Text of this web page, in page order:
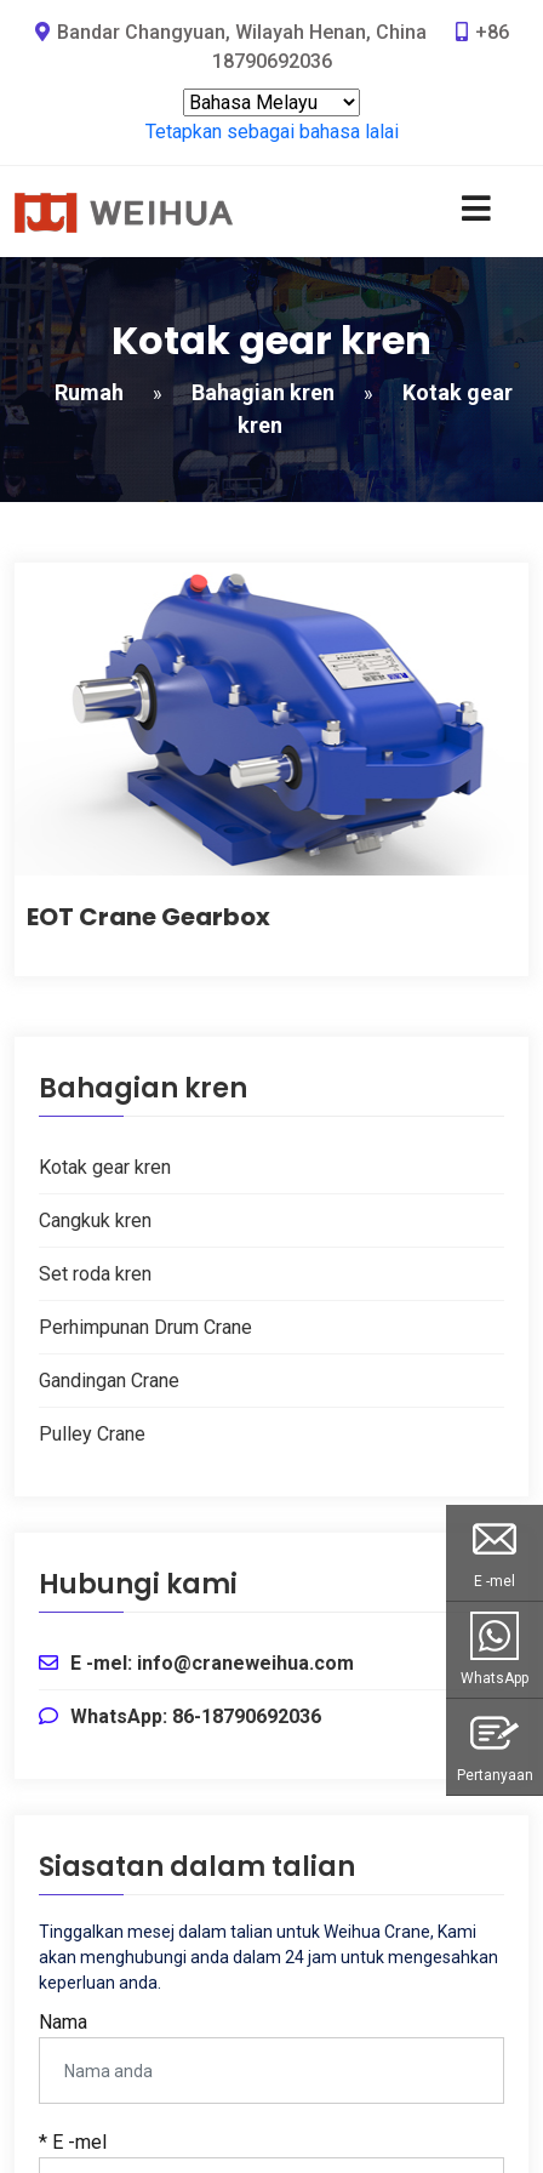
Bandar Changyuan, Wilayah Henan, China
+86
18790692036
Tetapkan sebagai bahasa lalai
Kotak gear kren
Rumah » Bahagian kren »
Kotak gear
kren
EOT Crane Gearbox
Bahagian kren
Kotak gear kren
Cangkuk kren
Set roda kren
Perhimpunan Drum Crane
Gandingan Crane
Pulley Crane
Hubungi kami
E -mel: info@craneweihua.com
WhatsApp: 86-18790692036
Siasatan dalam talian
Tinggalkan mesej dalam talian untuk Weihua Crane, Kami
akan menghubungi anda dalam 24 jam untuk mengesahkan
keperluan anda.
Nama
* E -mel
E -mel
WhatsApp
Pertanyaan